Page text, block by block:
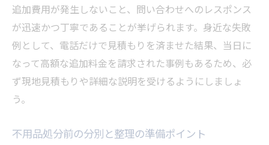
不用品処分前に知るべき自治体の決まり
大仙市の粗大ごみ処分手続きと注意点
自治体指定に沿った不用品分別の方法
不用品処分の受付や持ち込み手順を解説
大仙市の収集日を活かした不用品整理術
追加費用が発生しないこと、問い合わせへのレスポンス
が迅速かつ丁寧であることが挙げられます。身近な失敗
例として、電話だけで見積もりを済ませた結果、当日に
なって高額な追加料金を請求された事例もあるため、必
ず現地見積もりや詳細な説明を受けるようにしましょ
う。
不用品処分前の分別と整理の準備ポイント